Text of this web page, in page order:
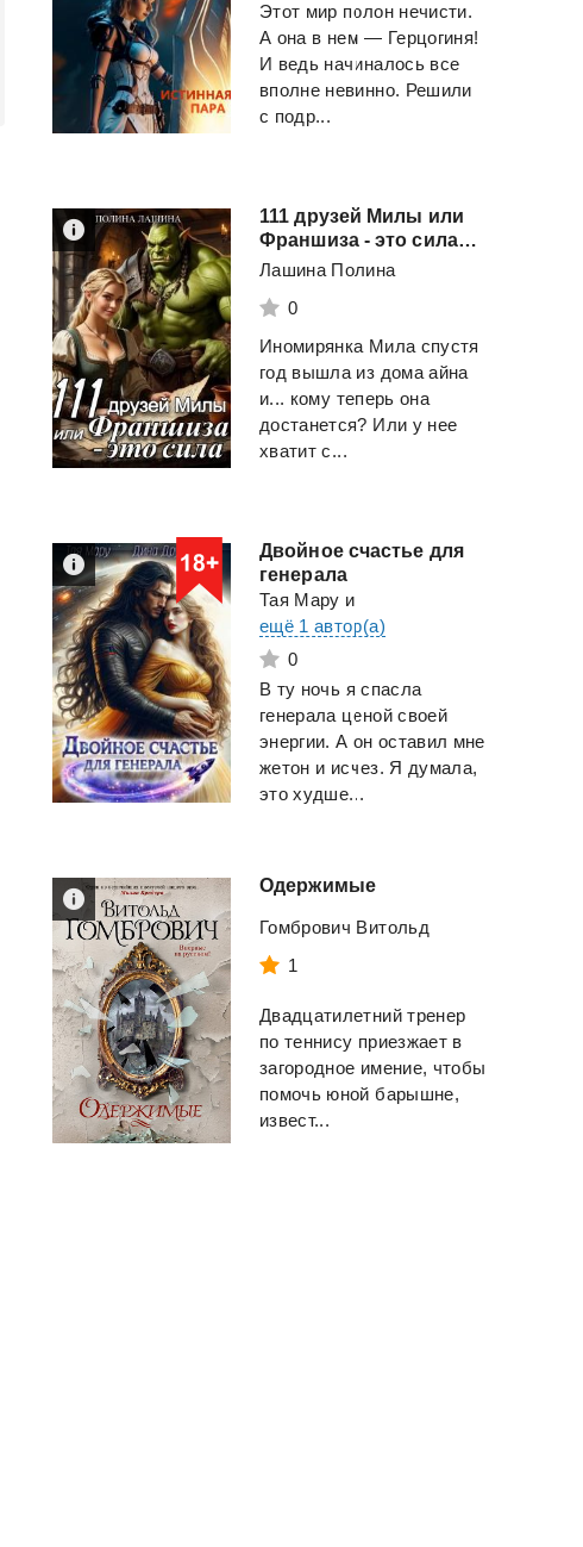
Помещик. Том 8.
Мир-о-творец
Ланцов Михаил
Алексеевич
Смотреть Смотреть
Этот мир полон нечисти.
А она в нем — Герцогиня!
И ведь начиналось все
вполне невинно. Решили
с подр...
111 друзей Милы или
Франшиза - это сила. Том 1
Лашина Полина
0
Иномирянка Мила спустя
год вышла из дома айна
и... кому теперь она
достанется? Или у нее
хватит с...
Двойное счастье для
генерала
Тая Мару и
ещё 1 автор(а)
0
В ту ночь я спасла
генерала ценой своей
энергии. А он оставил мне
жетон и исчез. Я думала,
это худше...
Одержимые
Гомбрович Витольд
1
Двадцатилетний тренер
по теннису приезжает в
загородное имение, чтобы
помочь юной барышне,
извест...